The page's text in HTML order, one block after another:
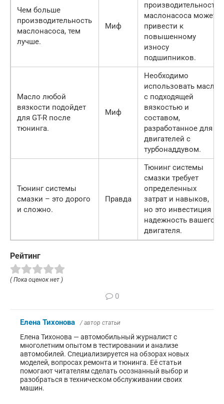
Чем больше
производительность
маслонасоса, тем
лучше.
Миф
производительность
маслонасоса может
привести к
повышенному
износу
подшипников.
Масло любой
вязкости подойдет
для GT-R после
тюнинга.
Миф
Необходимо
использовать масло
с подходящей
вязкостью и
составом,
разработанное для
двигателей с
турбонаддувом.
Тюнинг системы
смазки – это дорого
и сложно.
Правда
Тюнинг системы
смазки требует
определенных
затрат и навыков,
но это инвестиция в
надежность вашего
двигателя.
Рейтинг
( Пока оценок нет )
0
Елена Тихонова / автор статьи
Елена Тихонова — автомобильный журналист с
многолетним опытом в тестировании и анализе
автомобилей. Специализируется на обзорах новых
моделей, вопросах ремонта и тюнинга. Её статьи
помогают читателям сделать осознанный выбор и
разобраться в техническом обслуживании своих
машин.